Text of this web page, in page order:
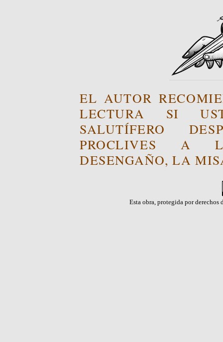
EL AUTOR
LECTURA SI
SALUTÍFERO
PROCLIVES A
DESENGAÑO, LA
Esta obra, protegida por derechos